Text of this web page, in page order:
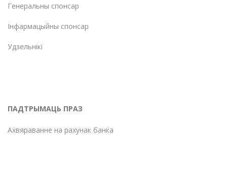
Генеральны спонсар
Інфармацыйны спонсар
Удзельнікі
ПАДТРЫМАЦЬ ПРАЗ
Ахвяраванне на рахунак банка